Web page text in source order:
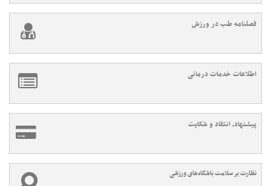
فصلنامه طب در ورزش
اطلاعات خدمات درمانی
پیشنهاد، انتقاد و شکایت
نظارت بر سلامت باشگاه‌های ورزشی